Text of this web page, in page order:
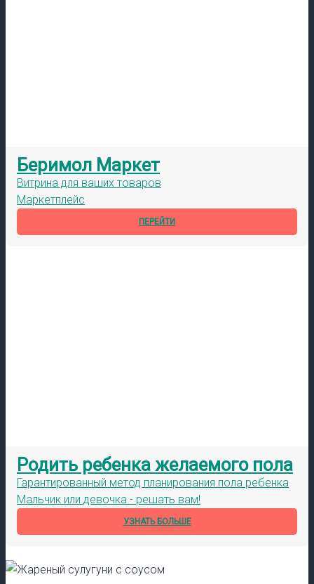
Беримол Маркет
Витрина для ваших товаров
Маркетплейс
ПЕРЕЙТИ
Родить ребенка желаемого пола
Гарантированный метод планирования пола ребенка
Мальчик или девочка - решать вам!
УЗНАТЬ БОЛЬШЕ